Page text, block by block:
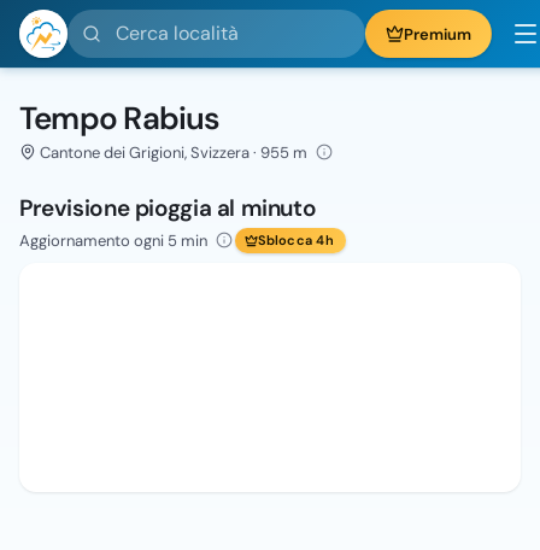
Cerca località Premium
Tempo Rabius
Cantone dei Grigioni, Svizzera · 955 m
Previsione pioggia al minuto
Aggiornamento ogni 5 min Sblocca 4h